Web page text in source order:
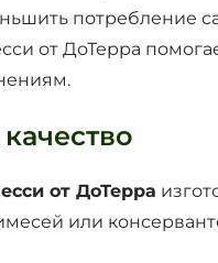
потребление
от ДоТерра
от ДоТерра
или